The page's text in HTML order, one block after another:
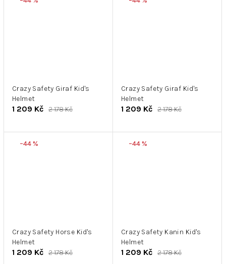
Crazy Safety Giraf Kid's
Helmet
1 209 Kč 2 178 Kč
Crazy Safety Giraf Kid's
Helmet
1 209 Kč 2 178 Kč
–44 %
Crazy Safety Horse Kid's
Helmet
1 209 Kč 2 178 Kč
–44 %
Crazy Safety Kanin Kid's
Helmet
1 209 Kč 2 178 Kč